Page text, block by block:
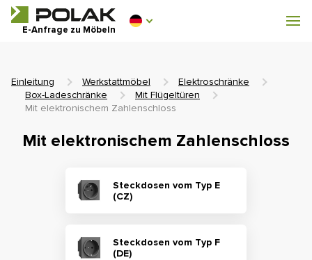
E-Anfrage zu Möbeln
Werkstattmöbel
0 €
Einleitung Werkstattmöbel
Elektroschränke
Box-Ladeschränke
Mit Flügeltüren
Mit elektronischem Zahlenschloss
Mit elektronischem Zahlenschloss
Steckdosen vom Typ E
(CZ)
Steckdosen vom Typ F
(DE)